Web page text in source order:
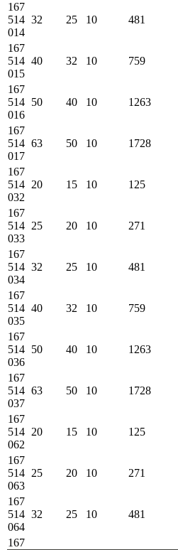
167
514
014
32 25 10 481
167
514
015
40 32 10 759
167
514
016
50 40 10 1263
167
514
017
63 50 10 1728
167
514
032
20 15 10 125
167
514
033
25 20 10 271
167
514
034
32 25 10 481
167
514
035
40 32 10 759
167
514
036
50 40 10 1263
167
514
037
63 50 10 1728
167
514
062
20 15 10 125
167
514
063
25 20 10 271
167
514
064
32 25 10 481
167